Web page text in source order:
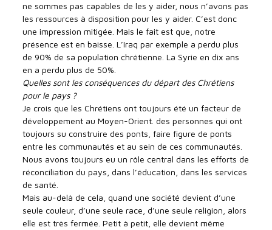
ne sommes pas capables de les y aider, nous n’avons pas
les ressources à disposition pour les y aider. C’est donc
une impression mitigée. Mais le fait est que, notre
présence est en baisse. L’Iraq par exemple a perdu plus
de 90% de sa population chrétienne. La Syrie en dix ans
en a perdu plus de 50%.
Quelles sont les conséquences du départ des Chrétiens
pour le pays ?
Je crois que les Chrétiens ont toujours été un facteur de
développement au Moyen-Orient. des personnes qui ont
toujours su construire des ponts, faire figure de ponts
entre les communautés et au sein de ces communautés.
Nous avons toujours eu un rôle central dans les efforts de
réconciliation du pays, dans l’éducation, dans les services
de santé.
Mais au-delà de cela, quand une société devient d’une
seule couleur, d’une seule race, d’une seule religion, alors
elle est très fermée. Petit à petit, elle devient même